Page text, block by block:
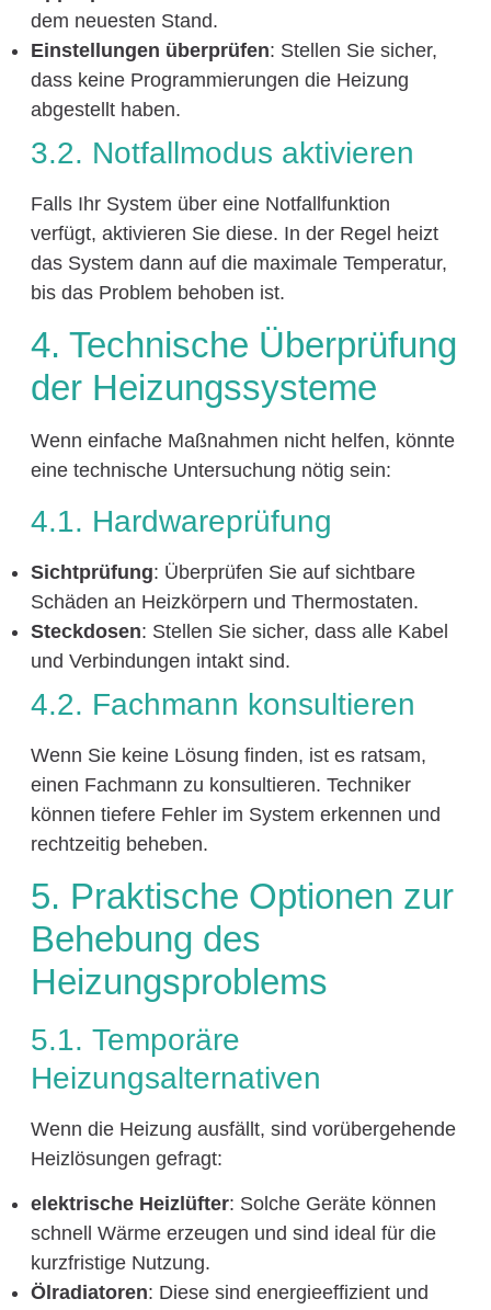
dem neuesten Stand.
Einstellungen überprüfen: Stellen Sie sicher,
dass keine Programmierungen die Heizung
abgestellt haben.
3.2. Notfallmodus aktivieren
Falls Ihr System über eine Notfallfunktion
verfügt, aktivieren Sie diese. In der Regel heizt
das System dann auf die maximale Temperatur,
bis das Problem behoben ist.
4. Technische Überprüfung
der Heizungssysteme
Wenn einfache Maßnahmen nicht helfen, könnte
eine technische Untersuchung nötig sein:
4.1. Hardwareprüfung
Sichtprüfung: Überprüfen Sie auf sichtbare
Schäden an Heizkörpern und Thermostaten.
Steckdosen: Stellen Sie sicher, dass alle Kabel
und Verbindungen intakt sind.
4.2. Fachmann konsultieren
Wenn Sie keine Lösung finden, ist es ratsam,
einen Fachmann zu konsultieren. Techniker
können tiefere Fehler im System erkennen und
rechtzeitig beheben.
5. Praktische Optionen zur
Behebung des
Heizungsproblems
5.1. Temporäre
Heizungsalternativen
Wenn die Heizung ausfällt, sind vorübergehende
Heizlösungen gefragt:
elektrische Heizlüfter: Solche Geräte können
schnell Wärme erzeugen und sind ideal für die
kurzfristige Nutzung.
Ölradiatoren: Diese sind energieeffizient und